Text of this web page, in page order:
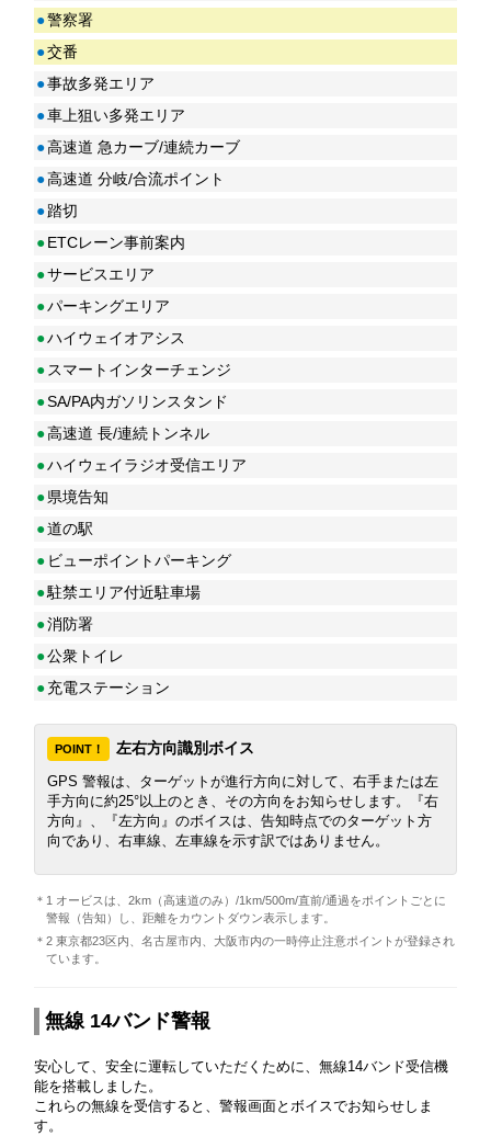
●警察署
●交番
●事故多発エリア
●車上狙い多発エリア
●高速道 急カーブ/連続カーブ
●高速道 分岐/合流ポイント
●踏切
●ETCレーン事前案内
●サービスエリア
●パーキングエリア
●ハイウェイオアシス
● スマートインターチェンジ
●SA/PA内ガソリンスタンド
●高速道 長/連続トンネル
●ハイウェイラジオ受信エリア
●県境告知
●道の駅
● ビューポイントパーキング
●駐禁エリア付近駐車場
●消防署
●公衆トイレ
●充電ステーション
POINT！ 左右方向識別ボイス
GPS 警報は、ターゲットが進行方向に対して、右手または左
手方向に約25°以上のとき、その方向をお知らせします。『右
方向』、『左方向』のボイスは、告知時点でのターゲット方
向であり、右車線、左車線を示す訳ではありません。
＊1 オービスは、2km（高速道のみ）/1km/500m/直前/通過をポイントごとに
警報（告知）し、距離をカウントダウン表示します。
＊2 東京都23区内、名古屋市内、大阪市内の一時停止注意ポイントが登録され
ています。
無線 14バンド警報
安心して、安全に運転していただくために、無線14バンド受信機
能を搭載しました。
これらの無線を受信すると、警報画面とボイスでお知らせしま
す。